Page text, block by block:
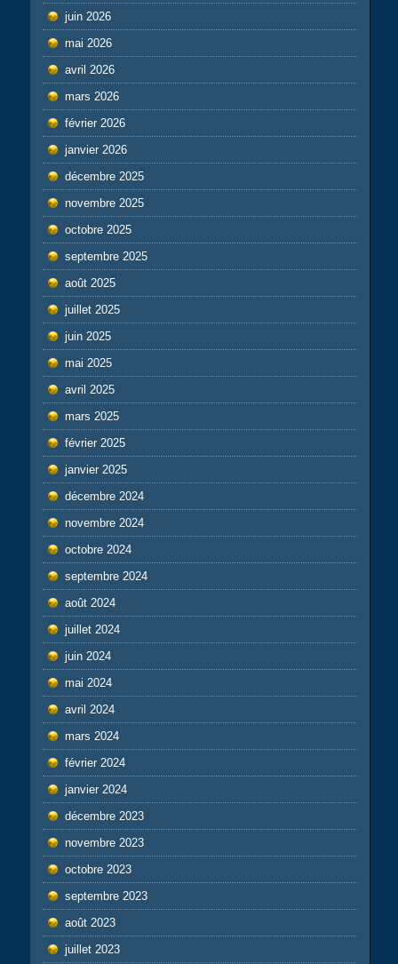
juin 2026
mai 2026
avril 2026
mars 2026
février 2026
janvier 2026
décembre 2025
novembre 2025
octobre 2025
septembre 2025
août 2025
juillet 2025
juin 2025
mai 2025
avril 2025
mars 2025
février 2025
janvier 2025
décembre 2024
novembre 2024
octobre 2024
septembre 2024
août 2024
juillet 2024
juin 2024
mai 2024
avril 2024
mars 2024
février 2024
janvier 2024
décembre 2023
novembre 2023
octobre 2023
septembre 2023
août 2023
juillet 2023